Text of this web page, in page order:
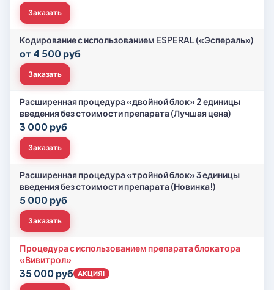
Заказать
Кодирование с использованием ESPERAL («Эспераль»)
от 4 500 руб
Заказать
Расширенная процедура «двойной блок» 2 единицы
введения без стоимости препарата (Лучшая цена)
3 000 руб
Заказать
Расширенная процедура «тройной блок» 3 единицы
введения без стоимости препарата (Новинка!)
5 000 руб
Заказать
Процедура с использованием препарата блокатора
«Вивитрол»
35 000 руб АКЦИЯ!